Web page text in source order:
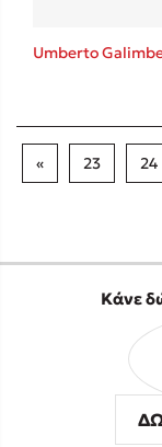
Umberto
« 23 24
Κάνε